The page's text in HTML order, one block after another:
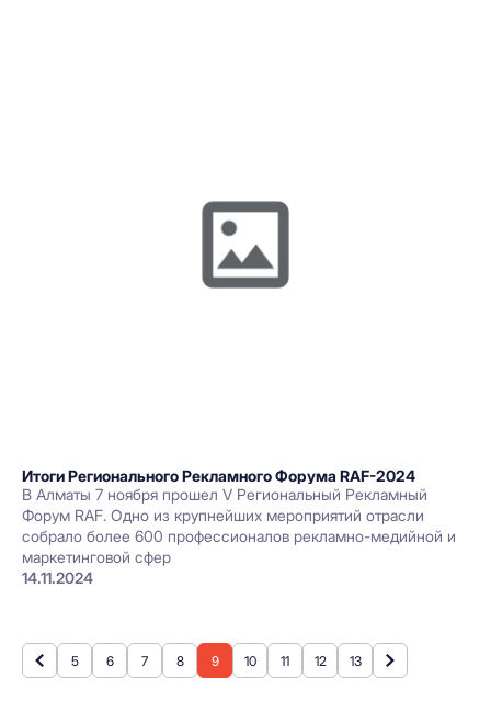
Итоги Регионального Рекламного Форума RAF-2024
В Алматы 7 ноября прошел V Региональный Рекламный
Форум RAF. Одно из крупнейших мероприятий отрасли
собрало более 600 профессионалов рекламно-медийной и
маркетинговой сфер
14.11.2024
5 6 7 8 9 10 11 12 13